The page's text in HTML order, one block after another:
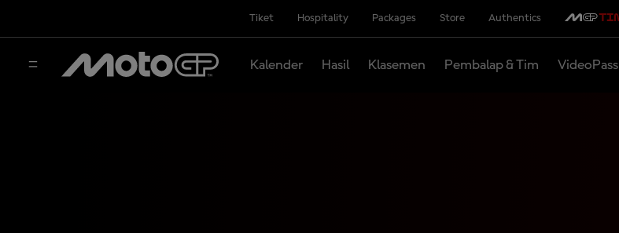
Tiket Hospitality Packages Store Authentics
Kalender Hasil Klasemen Pembalap & Tim VideoPass